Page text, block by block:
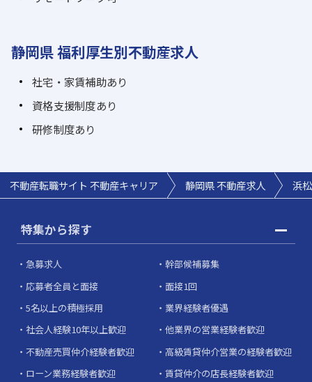
静岡県 福利厚生別不動産求人
社宅・家賃補助あり
資格支援制度あり
研修制度あり
不動産転職サイト 不動産キャリア 静岡県 不動産求人 浜
特集から探す
急募求人
幹部候補募集
応募者全員と面接
面接1回
5名以上の積極採用
業界経験者優遇
社会人経験10年以上歓迎
他業界の営業経験者歓迎
不動産売買仲介経験者歓迎
高級賃貸仲介営業の経験者歓迎
ローン業務経験者歓迎
賃貸仲介の店長経験者歓迎